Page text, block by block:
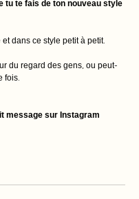
tu te fais de ton nouveau style
dans ce style petit à petit.
du regard des gens, ou peut-
fois.
message sur Instagram